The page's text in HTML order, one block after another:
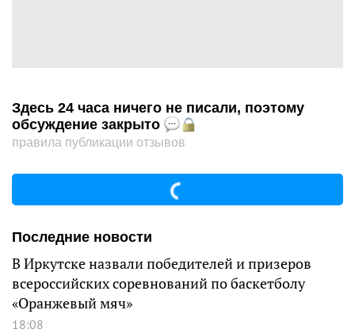
Здесь 24 часа ничего не писали, поэтому
обсуждение закрыто
правила публикации отзывов
Последние новости
В Иркутске назвали победителей и призеров
всероссийских соревнований по баскетболу
«Оранжевый мяч»
18:08